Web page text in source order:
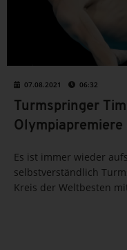
07.08.2021 06:32
Turmspringer
Olympiapremiere
Es ist immer wieder
selbstverständlich
Kreis der Weltbesten